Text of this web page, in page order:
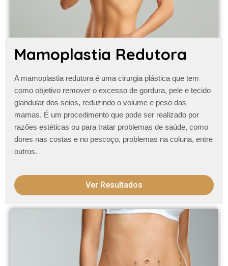
Mamoplastia Redutora
A mamoplastia redutoraé uma cirurgia plástica que tem
como objetivo remover o excesso de gordura, pele e tecido
glandular dos seios, reduzindo o volume e peso das
mamas. É um procedimento que pode ser realizado por
razões estéticas ou para tratar problemas de saúde, como
dores nas costas e no pescoço, problemas na coluna, entre
outros.
Ver Resultados